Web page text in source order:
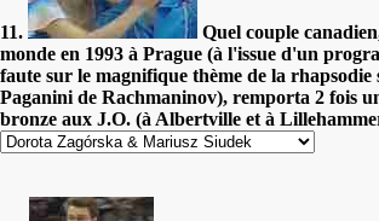
11.
Quel couple
monde en 1993 à Prague (à l'issue d'un
faute sur le magnifique thème de la rhapsodie
Paganini de Rachmaninov), remporta 2 fois
bronze aux J.O. (à Albertville et à